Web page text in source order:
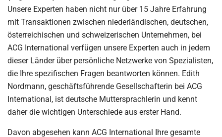
Unsere Experten haben nicht nur über 15 Jahre Erfahrung
mit Transaktionen zwischen niederländischen, deutschen,
österreichischen und schweizerischen Unternehmen, bei
ACG International verfügen unsere Experten auch in jedem
dieser Länder über persönliche Netzwerke von Spezialisten,
die Ihre spezifischen Fragen beantworten können. Edith
Nordmann, geschäftsführende Gesellschafterin bei ACG
International, ist deutsche Muttersprachlerin und kennt
daher die wichtigen Unterschiede aus erster Hand.
Davon abgesehen kann ACG International Ihre gesamte